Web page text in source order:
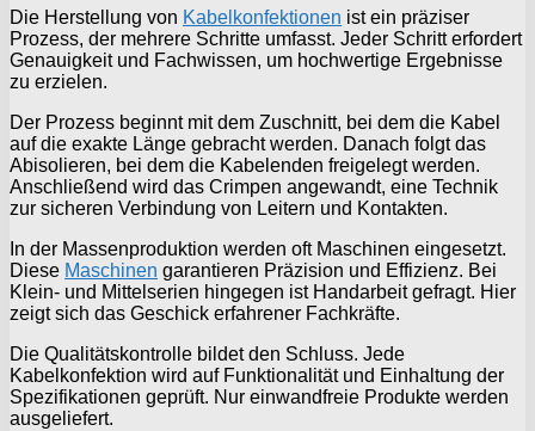
Die Herstellung von Kabelkonfektionen ist ein präziser
Prozess, der mehrere Schritte umfasst. Jeder Schritt erfordert
Genauigkeit und Fachwissen, um hochwertige Ergebnisse
zu erzielen.
Der Prozess beginnt mit dem Zuschnitt, bei dem die Kabel
auf die exakte Länge gebracht werden. Danach folgt das
Abisolieren, bei dem die Kabelenden freigelegt werden.
Anschließend wird das Crimpen angewandt, eine Technik
zur sicheren Verbindung von Leitern und Kontakten.
In der Massenproduktion werden oft Maschinen eingesetzt.
Diese Maschinen garantieren Präzision und Effizienz. Bei
Klein- und Mittelserien hingegen ist Handarbeit gefragt. Hier
zeigt sich das Geschick erfahrener Fachkräfte.
Die Qualitätskontrolle bildet den Schluss. Jede
Kabelkonfektion wird auf Funktionalität und Einhaltung der
Spezifikationen geprüft. Nur einwandfreie Produkte werden
ausgeliefert.